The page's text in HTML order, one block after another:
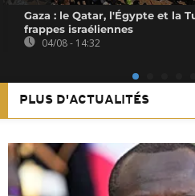
Gaza : le Qatar, l'Égypte et la
frappes israéliennes
04/08 - 14:32
PLUS D'ACTUALITÉS